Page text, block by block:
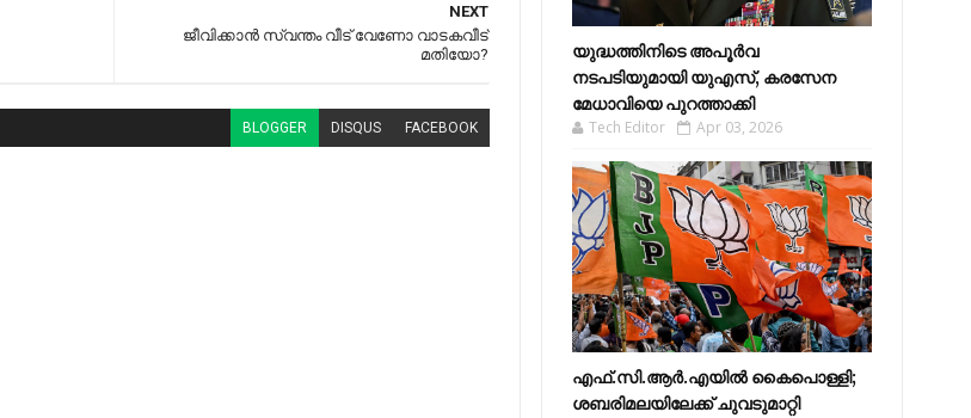
NEXT
ജീവിക്കാൻ സ്വന്തം വീട് വേണോ വാടകവീട്
മതിയോ?
BLOGGER DISQUS FACEBOOK
യുദ്ധത്തിനിടെ അപൂർവ
നടപടിയുമായി യുഎസ്, കരസേന
മേധാവിയെ പുറത്താക്കി
Tech Editor Apr 03, 2026
എഫ്​.സി.ആർ.എയിൽ കൈപൊള്ളി;
ശബരിമലയിലേക്ക്​ ചുവടുമാറ്റി